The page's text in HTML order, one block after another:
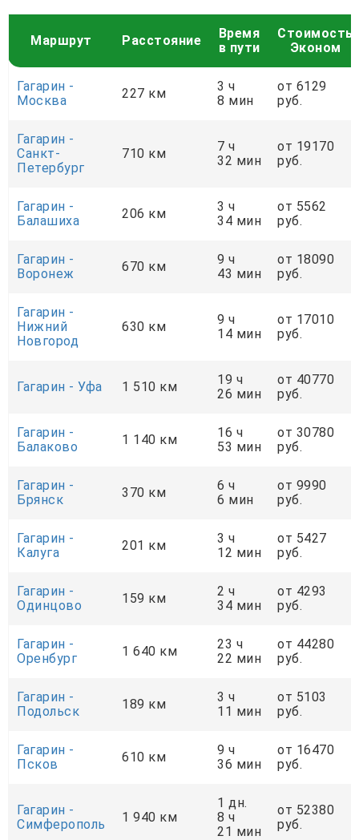
Маршрут Расстояние
Время
в пути
Стоимость
Эконом
Гагарин -
Москва
227 км
3 ч
8 мин
от 6129
руб.
Гагарин -
Санкт-
Петербург
710 км
7 ч
32 мин
от 19170
руб.
Гагарин -
Балашиха
206 км
3 ч
34 мин
от 5562
руб.
Гагарин -
Воронеж
670 км
9 ч
43 мин
от 18090
руб.
Гагарин -
Нижний
Новгород
630 км
9 ч
14 мин
от 17010
руб.
Гагарин - Уфа 1 510 км
19 ч
26 мин
от 40770
руб.
Гагарин -
Балаково
1 140 км
16 ч
53 мин
от 30780
руб.
Гагарин -
Брянск
370 км
6 ч
6 мин
от 9990
руб.
Гагарин -
Калуга
201 км
3 ч
12 мин
от 5427
руб.
Гагарин -
Одинцово
159 км
2 ч
34 мин
от 4293
руб.
Гагарин -
Оренбург
1 640 км
23 ч
22 мин
от 44280
руб.
Гагарин -
Подольск
189 км
3 ч
11 мин
от 5103
руб.
Гагарин -
Псков
610 км
9 ч
36 мин
от 16470
руб.
Гагарин -
Симферополь
1 940 км
1 дн.
8 ч
21 мин
от 52380
руб.